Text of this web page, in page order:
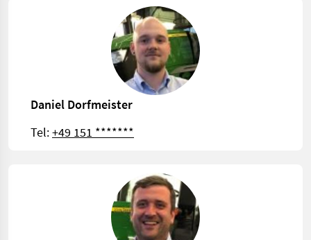
Daniel Dorfmeister
Tel:+49 151 *******